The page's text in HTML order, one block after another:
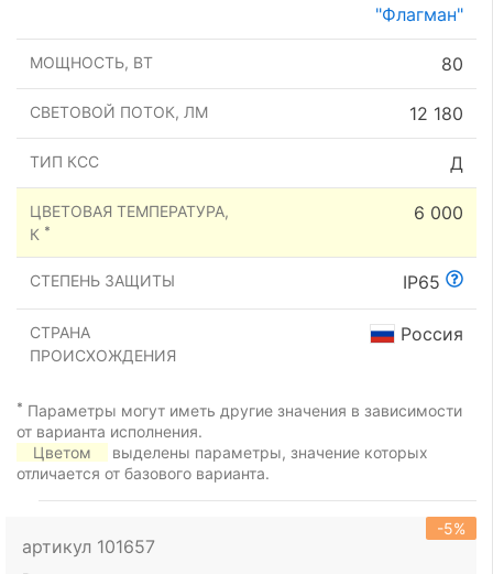
"Флагман"
МОЩНОСТЬ, ВТ 80
СВЕТОВОЙ ПОТОК, ЛМ 12 180
ТИП КСС Д
ЦВЕТОВАЯ ТЕМПЕРАТУРА,
К *
6 000
СТЕПЕНЬ ЗАЩИТЫ IP65
СТРАНА
ПРОИСХОЖДЕНИЯ
Россия
* Параметры могут иметь другие значения в зависимости
от варианта исполнения.
Цветом
выделены параметры, значение которых
отличается от базового варианта.
артикул 101657
-5%